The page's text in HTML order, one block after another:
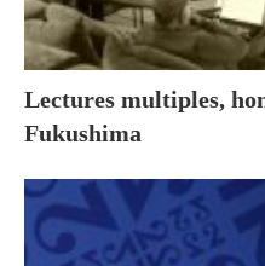
Lectures multiples,
Fukushima